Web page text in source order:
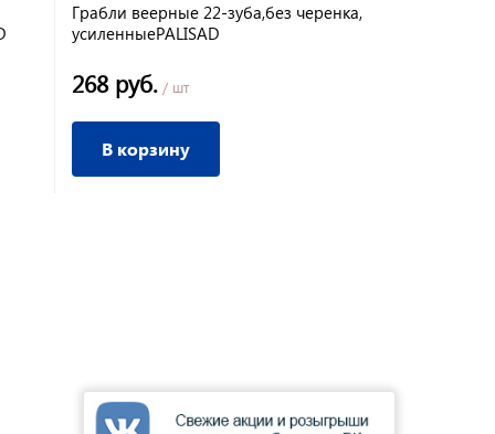
Грабли веерные 22-зуба,без черенка,
усиленныеPALISAD
268 руб. / шт
В корзину